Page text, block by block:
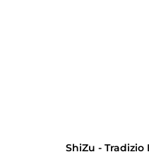
ShiZu - Tradizio